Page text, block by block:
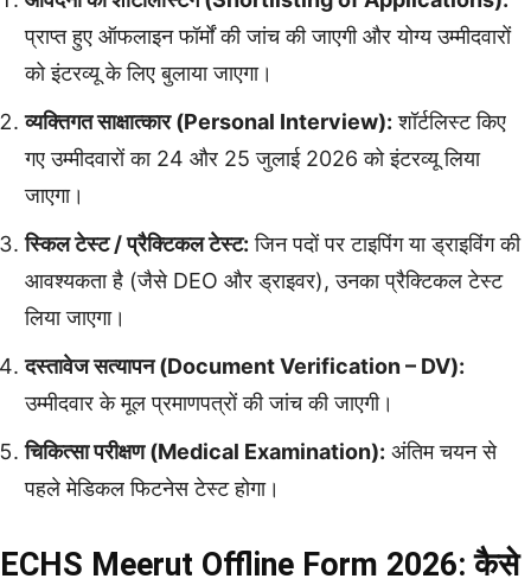
प्राप्त हुए ऑफलाइन फॉर्मों की जांच की जाएगी और योग्य उम्मीदवारों
को इंटरव्यू के लिए बुलाया जाएगा।
व्यक्तिगत साक्षात्कार (Personal Interview): शॉर्टलिस्ट किए
गए उम्मीदवारों का 24 और 25 जुलाई 2026 को इंटरव्यू लिया
जाएगा।
स्किल टेस्ट / प्रैक्टिकल टेस्ट: जिन पदों पर टाइपिंग या ड्राइविंग की
आवश्यकता है (जैसे DEO और ड्राइवर), उनका प्रैक्टिकल टेस्ट
लिया जाएगा।
दस्तावेज सत्यापन (Document Verification – DV):
उम्मीदवार के मूल प्रमाणपत्रों की जांच की जाएगी।
चिकित्सा परीक्षण (Medical Examination): अंतिम चयन से
पहले मेडिकल फिटनेस टेस्ट होगा।
ECHS Meerut Offline Form 2026: कैसे